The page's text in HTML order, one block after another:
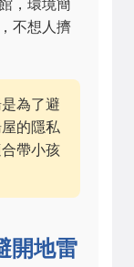
，環境簡
不想人擠
為了避
的隱私
帶小孩
開地雷